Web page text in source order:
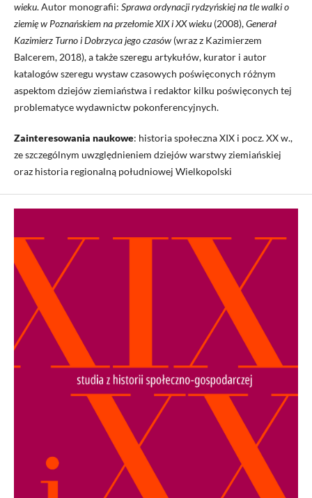
wieku. Autor monografii: Sprawa ordynacji rydzyńskiej na tle walki o
ziemię w Poznańskiem na przełomie XIX i XX wieku(2008),Generał
Kazimierz Turno i Dobrzyca jego czasów(wraz z Kazimierzem
Balcerem, 2018), a także szeregu artykułów, kurator i autor
katalogów szeregu wystaw czasowych poświęconych różnym
aspektom dziejów ziemiaństwa i redaktor kilku poświęconych tej
problematyce wydawnictw pokonferencyjnych.
Zainteresowania naukowe: historia społeczna XIX i pocz. XX w.,
ze szczególnym uwzględnieniem dziejów warstwy ziemiańskiej
oraz historia regionalną południowej Wielkopolski